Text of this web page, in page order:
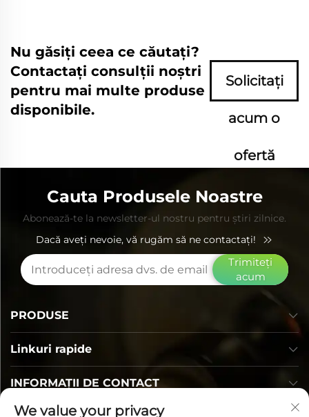
Nu găsiți ceea ce căutați?
Contactați consulții noștri
pentru mai multe produse
disponibile.
Solicitați
acum o
ofertă
Cauta Produsele Noastre
Abonează-te la newsletter-ul nostru pentru știri zilnice.
Dacă aveți nevoie, vă rugăm să ne contactați!
Trimiteți
acum
Linkuri rapide
PRODUSE
INFORMAȚII DE CONTACT
We value your privacy